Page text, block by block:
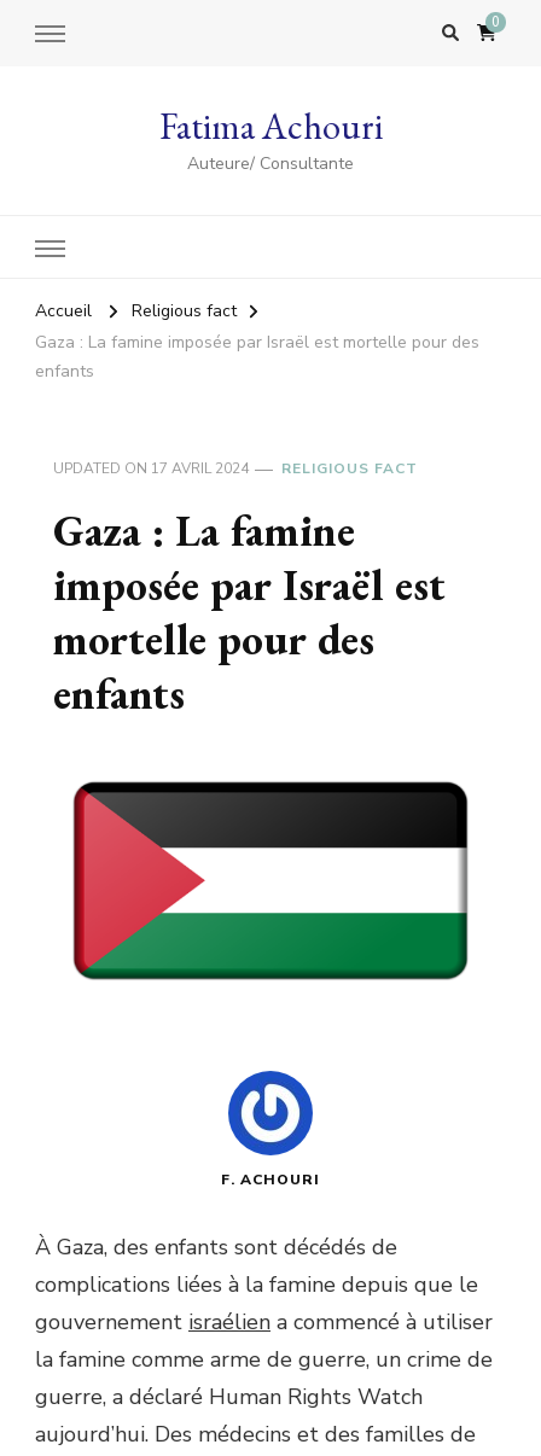
0
Fatima Achouri
Auteure/ Consultante
Accueil
Religious fact
Gaza : La famine imposée par Israël est mortelle pour des
enfants
UPDATED ON 17 AVRIL 2024 RELIGIOUS FACT
Gaza : La famine
imposée par Israël est
mortelle pour des
enfants
F. ACHOURI
À Gaza, des enfants sont décédés de
complications liées à la famine depuis que le
gouvernement israélien a commencé à utiliser
la famine comme arme de guerre, un crime de
guerre, a déclaré Human Rights Watch
aujourd’hui. Des médecins et des familles de